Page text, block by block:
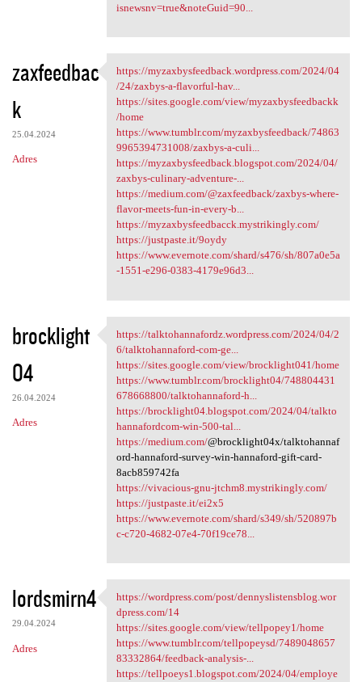
isnewsnv=true&noteGuid=90...
zaxfeedbac
k
25.04.2024
Adres
https://myzaxbysfeedback
https://myzaxbysfeedback.wordpress.com/2024/04
/24/zaxbys-a-flavorful-hav...
https://sites.google.com/view/myzaxbysfeedbackk
/home
https://www.tumblr.com/myzaxbysfeedback/74863
9965394731008/zaxbys-a-culi...
https://myzaxbysfeedback.blogspot.com/2024/04/
zaxbys-culinary-adventure-...
https://medium.com/@zaxfeedback/zaxbys-where-
flavor-meets-fun-in-every-b...
https://myzaxbysfeedbacck.mystrikingly.com/
https://justpaste.it/9oydy
https://www.evernote.com/shard/s476/sh/807a0e5a
-1551-e296-0383-4179e96d3...
brocklight
04
26.04.2024
Adres
https://talktohannafordz
https://talktohannafordz.wordpress.com/2024/04/2
6/talktohannaford-com-ge...
https://sites.google.com/view/brocklight041/home
https://www.tumblr.com/brocklight04/748804431
678668800/talktohannaford-h...
https://brocklight04.blogspot.com/2024/04/talkto
hannafordcom-win-500-tal...
https://medium.com/@brocklight04x/talktohannaf
ord-hannaford-survey-win-hannaford-gift-card-
8acb859742fa
https://vivacious-gnu-jtchm8.mystrikingly.com/
https://justpaste.it/ei2x5
https://www.evernote.com/shard/s349/sh/520897b
c-c720-4682-07e4-70f19ce78...
lordsmirn4
29.04.2024
Adres
https://wordpress.com/post
https://wordpress.com/post/dennyslistensblog.wor
dpress.com/14
https://sites.google.com/view/tellpopey1/home
https://www.tumblr.com/tellpopeysd/7489048657
83332864/feedback-analysis-...
https://tellpoeys1.blogspot.com/2024/04/employe